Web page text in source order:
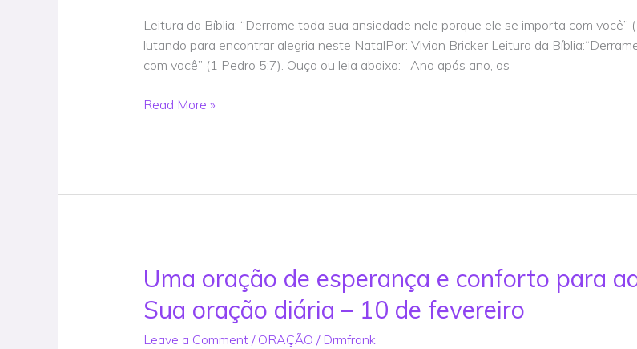
Leitura da Bíblia: “Derrame toda sua ansiedade nele porque ele se importa com
lutando para encontrar alegria neste NatalPor: Vivian Bricker Leitura da
com você” (1 Pedro 5:7). Ouça ou leia abaixo: Ano após ano, os
estão
lutando
para
alegria
@VivianBricker
Read More »
Uma oração de esperança e conforto para
Sua oração diária – 10 de fevereiro
Leave a Comment / ORAÇÃO / Drmfrank
Uma
oração
de
esperança